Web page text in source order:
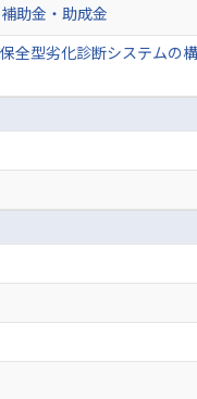
助金・助成金
全型劣化診断システムの